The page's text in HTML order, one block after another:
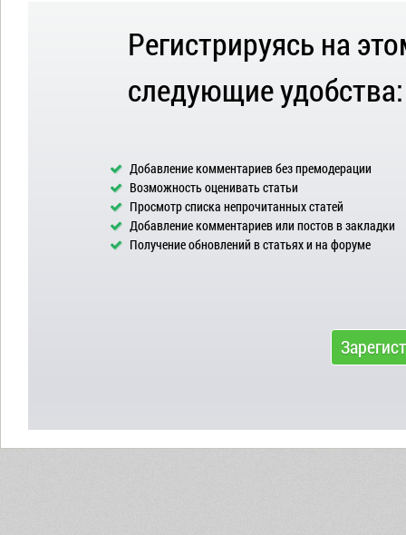
Регистрируясь на
следующие удобства:
Добавление комментариев без премодерации
Возможность оценивать статьи
Просмотр списка непрочитанных статей
Добавление комментариев или постов в закладки
Получение обновлений в статьях и на форуме